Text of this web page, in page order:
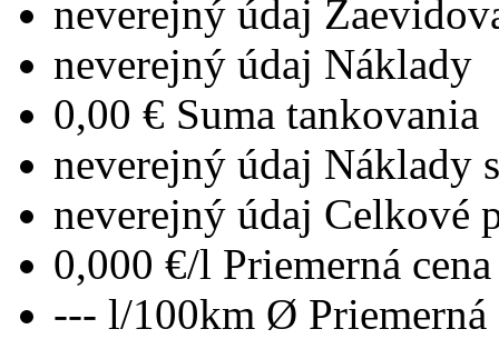
neverejný údaj
neverejný údaj Náklady
0,00 € Suma tankovania
neverejný údaj Náklady
neverejný údaj Celkové
0,000 €/l Priemerná
--- l/100km Ø Priemerná